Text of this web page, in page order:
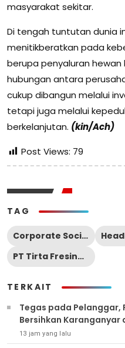
masyarakat sekitar.
Di tengah tuntutan dunia
menitikberatkan pada
berupa penyaluran
hubungan antara
cukup dibangun melalui
tetapi juga melalui
berkelanjutan. (kin/Ach)
Post Views: 79
TAG
Corporate Social Responsibility (CSR)
PT Tirta Fresindo Jaya Pasuruan 3
TERKAIT
‎Tegas pada Pelanggar,
Bersihkan
13 jam yang lalu